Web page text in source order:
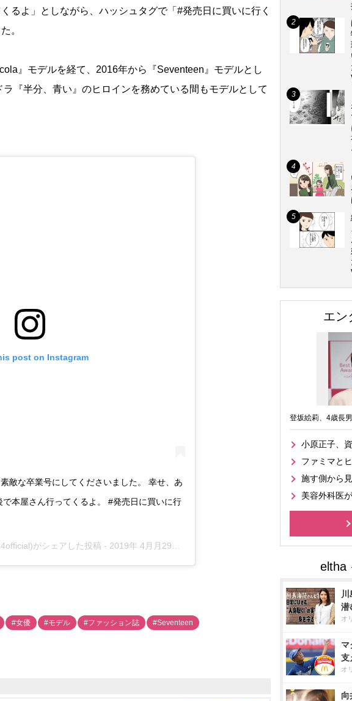
るよ」としながら、ハッシュタグで「#発売日に買いに行く
。
』モデルを経て、2016年から『Seventeen』モデルとし
『半分、青い』のヒロインを務めている間もモデルとして
post on Instagram
敵な卒業号にしてくださいました。 幸せ、あ
本屋さん行ってくるよ。 #発売日に買いに行
がシェアした投稿 - 2019年 4月月29日午後8時20分PDT
#女優 #モデル #ファッション誌 #Seventeen
エン
登坂絵莉、4歳長
小原正子、
ファミマと
施す側から
美容外科医
潜
オ
マ
支
オ
向